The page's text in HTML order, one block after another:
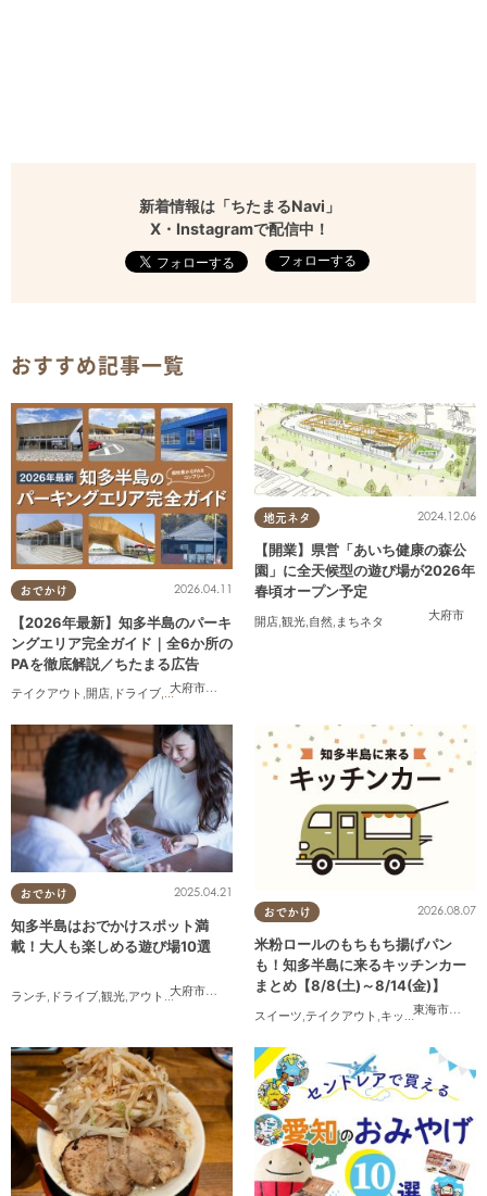
新着情報は「ちたまるNavi」
X・Instagramで配信中！
フォローする
おすすめ記事一覧
おでかけ
大府市阿久比町
2026.04.11
【2026年最新】知多半島のパーキ
ングエリア完全ガイド｜全6か所の
PAを徹底解説／ちたまる広告
テイクアウト ,開店, ドライブ,観光, ちたまる広告
地元ネタ
大府市
2024.12.06
【開業】県営「あいち健康の森公
園」に全天候型の遊び場が2026年
春頃オープン予定
開店,観光,自然, まちネタ
おでかけ
大府市
,東浦町 半田市,常滑市,美浜町 ,南知多町
2025.04.21
知多半島はおでかけスポット満
載！大人も楽しめる遊び場10選
ランチ, ドライブ,観光,アウトドア , 親子, カップル 友人
おでかけ
東海市
,大府
2026.08.07
米粉ロールのもちもち揚げパン
も！知多半島に来るキッチンカー
まとめ【8/8(土)～8/14(金)】
スイーツ,テイクアウト ,キッチンカー ,イベ